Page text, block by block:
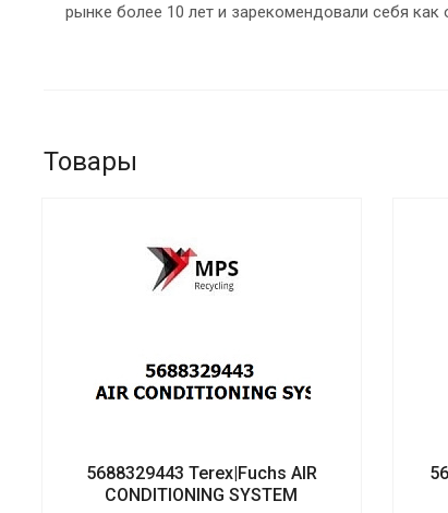
рынке более 10 лет и зарекомендовали себя как
Товары
5688329443 Terex|Fuchs AIR
CONDITIONING SYSTEM